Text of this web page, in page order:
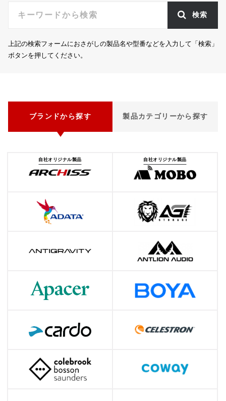
検索
上記の検索フォームにおさがしの製品名や型番などを入力して「検索」
ボタンを押してください。
ブランドから探す 製品カテゴリーから探す
自社オリジナル製品 自社オリジナル製品